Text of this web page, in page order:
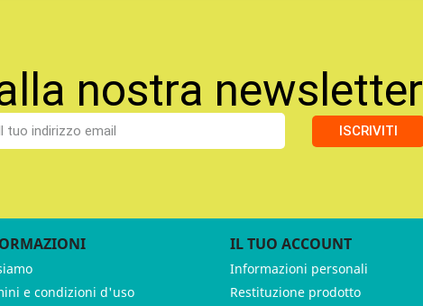
nostra newsletter
ISCRIVITI
e condizioni d'uso
IL TUO ACCOUNT
Informazioni personali
Restituzione prodotto